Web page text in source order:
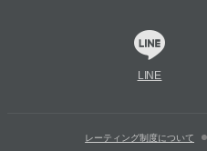
LINE
レーティング制度について